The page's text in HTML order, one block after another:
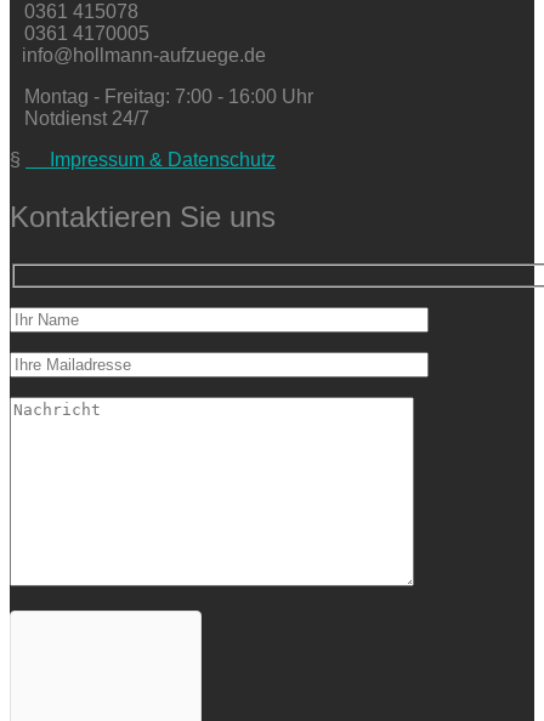
0361 415078
0361 4170005
info@hollmann-aufzuege.de
Montag - Freitag: 7:00 - 16:00 Uhr
Notdienst 24/7
§
Impressum & Datenschutz
Kontaktieren Sie uns